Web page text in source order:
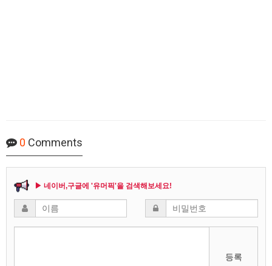
0 Comments
▶ 네이버,구글에 '유머픽'을 검색해보세요!
등록